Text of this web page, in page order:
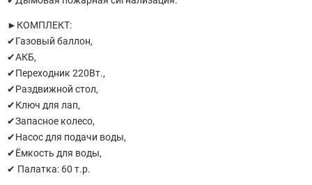
►КОМПЛЕКТ:
✔Газовый баллон,
✔АКБ,
✔Переходник 220Вт.,
✔Раздвижной стол,
✔Ключ для лап,
✔Запасное колесо,
✔Насос для подачи воды,
✔Ёмкость для воды,
✔ Палатка: 60 т.р.